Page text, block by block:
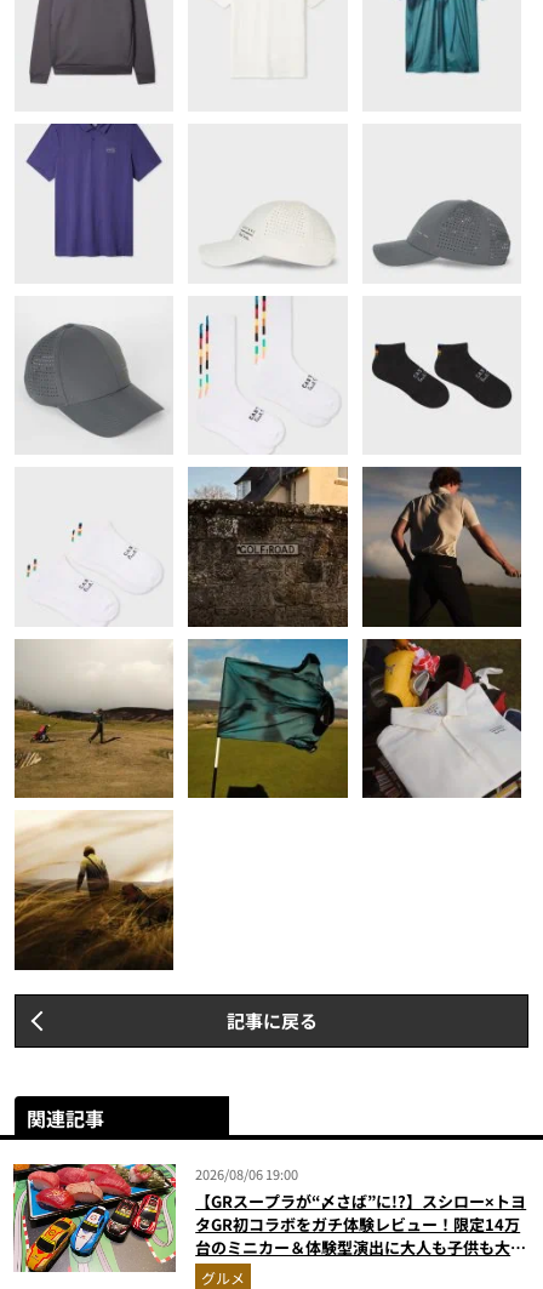
記事に戻る
関連記事
2026/08/06 19:00
【GRスープラが“〆さば”に!?】スシロー×トヨ
タGR初コラボをガチ体験レビュー！限定14万
台のミニカー＆体験型演出に大人も子供も大興
奮間違いなし
グルメ